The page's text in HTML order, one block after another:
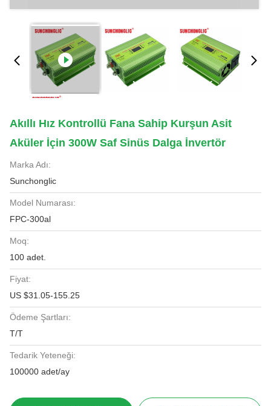
Akıllı Hız Kontrollü Fana Sahip Kurşun Asit
Aküler İçin 300W Saf Sinüs Dalga İnvertör
Marka Adı:
Sunchonglic
Model Numarası:
FPC-300al
Moq:
100 adet.
Fiyat:
US $31.05-155.25
Ödeme Şartları:
T/T
Tedarik Yeteneği:
100000 adet/ay